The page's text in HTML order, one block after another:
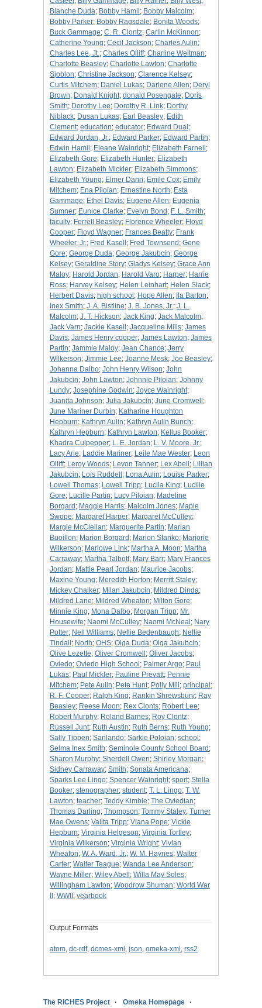
Blanche Duda; Bobby Hamil ; Bobby Malcolm;
Bobby Parker; Bobby Ragsdale; Bonita Woods;
Buck Gammage; C. R. Clontz; Carlin McKinnon;
Catherine Young; Cecil Jackson; Charles Aulin;
Charles Lee, Jt.; Charles Olliff; Charline Weitman;
Charlotte Beasley; Charlotte Lawton; Charlotte
Sjoblon; Christine Jackson; Clarence Kelsey;
Curtis Mitchem; Daniel Lukas; Darlene Allen; Deryl
Brown; Donald Knight; donald Posengate; Doris
Smith; Dorothy Lee; Dorothy R. Link; Dorthy
Niblack; Dusan Lukas; Earl Beasley; Edith
Clement; education; educator; Edward Dual ;
Edward Jordan, Jr.; Edward Parker; Edward Partin;
Edwin Hamil ; Eleane Wainright; Elizabeth Farnell ;
Elizabeth Gore; Elizabeth Hunter; Elizabeth
Lawton; Elizabeth Mickler; Elizabeth Simmons;
Elizabeth Young; Elmer Dann; Emile Cox; Emily
Mitchem; Ena Piloian; Ernestine North; Esta
Gammage; Ethel Davis; Eugene Allen; Eugenia
Sumner; Eunice Clarke; Evelyn Bond ; F. L. Smith;
faculty; Ferrell Beasley; Florence Wheeler; Floyd
Cooper; Floyd Wagner; Frances Beatty; Frank
Wheeler, Jr.; Fred Kasell ; Fred Townsend ; Gene
Gore; George Duda; George Jakubcin; George
Kelsey; Geraldine Story; Gladys Kelsey; Grace Ann
Maloy; Harold Jordan; Harold Varo; Harper; Harrie
Ross; Harvey Kelsey; Helen Leinhart; Helen Slack;
Herbert Davis; high school ; Hope Allen; Ila Barton;
Inex Smith; J. A. Bistline; J. B. Jones, Jr.; J. L.
Malcolm; J. T. Hickson; Jack King; Jack Malcolm;
Jack Varn; Jackie Kasell ; Jacqueline Mills; James
Davis; James Henry cooper; James Lawton; James
Partin; Jammie Maloy; Jean Chance; Jerry
Wilkerson; Jimmie Lee; Joanne Mesk; Joe Beasley;
Johanna Dalbo; John Henry Wilson; John
Jakubcin; John Lawton; Johnnie Piloian; Johnny
Lundy; Josephine Godwin; Joyce Wainright;
Juanita Johnson; Julia Jakubcin; June Cromwell ;
June Mariner Durbin; Katharine Houghton
Hepburn; Kathryn Aulin; Kathryn Aulin Bunch;
Kathryn Hepburn; Kathryn Lawton; Kellus Booker;
Khadra Culpepper; L. E. Jordan; L. V. Moore, Jr.;
Lacy Arie; Laddie Mariner; Leile Mae Wester; Leon
Olliff; Leroy Woods; Levon Tanner; Lex Abell ; Lillian
Jakubcin; Lois Ruddell ; Lona Aulin; Louise Parker;
Lowell Thomas; Lowell Tripp; Lucila King; Lucille
Gore; Lucille Partin; Lucy Piloian; Madeline
Borgard ; Maggie Harris; Malcolm Jones; Maple
Swope; Margaret Harper; Margaret McCulley;
Margie McClellan; Marguerite Partin; Marian
Buoillon; Marion Borgard ; Marion Stanko; Marjorie
Wilkerson; Marlowe Link; Martha A. Moon; Martha
Carraway; Martha Talbott; Mary Barr; Mary Frances
Jordan; Mattie Pearl Jordan; Maurice Jacobs;
Maxine Young; Meredith Horton; Merritt Staley;
Mickey Chalker; Milan Jakubcin; Mildred Dinda;
Mildred Lane; Mildred Wheaton; Milton Gore;
Minnie King; Mona Dalbo; Morgan Tripp; Mr.
Housewife; Naomi McCulley; Naomi McNeal ; Nary
Potter; Nell Williams; Nellie Bedenbaugh; Nellie
Tindall ; North; OHS; Olga Duda; Olga Jakubcin;
Olive Lezette; Oliver Cromwell ; Oliver Jacobs;
Oviedo; Oviedo High School ; Palmer Argo; Paul
Lukas; Paul Mickler; Pauline Prevatt; Pennie
Mitchem; Pete Aulin; Pete Hunt; Polly Mill ; principal ;
R. F. Cooper; Ralph King; Rankin Shrewsbury; Ray
Beasley; Reese Moon; Rex Clonts; Robert Lee;
Robert Murphy; Roland Barnes; Roy Clontz;
Russell Junt; Ruth Austin; Ruth Berns; Ruth Young;
Sally Tippen; Sanlando; Sarkie Poloian; school ;
Selma Inex Smith; Seminole County School Board ;
Sharon Murphy; Sherdell Owen; Shirley Morgan;
Sidney Carraway; Smith; Sonata Americana;
Sparks Lee Lingo; Spencer Wainright; sport; Stella
Booker; stenographer; student; T. L. Lingo; T. W.
Lawton; teacher; Teddy Kimble; The Oviedian;
Thomas Darling; Thompson; Tommy Staley; Turner
Mae Owens; Valita Tripp; Viana Pope; Vickie
Hepburn; Virginia Helgeson; Virginia Tortley;
Virginia Wilkerson; Virginia Wright; Vivian
Wheaton; W. A. Ward, Jr.; W. M. Haynes; Walter
Carter; Walter Teague; Wanda Lee Anderson;
Wayne Miller; Wiley Abell ; Willa May Soles;
Willingham Lawton; Woodrow Shuman; World War
; WWII ; yearbook
Output Formats
atom, dc-rdf, dcmes-xml , json, omeka-xml , rss2
The RICHES Project Omeka Homepage